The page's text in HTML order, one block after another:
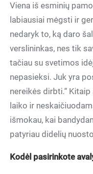
Viena iš esminių
labiausiai mėgsti ir
nedaryk to, ką daro
verslininkas, nes tik
tačiau su svetimos
nepasieksi. Juk yra
nereikės dirbti.“
laiko ir
išmokau, kai
patyriau didelių
Kodėl pasirinkote